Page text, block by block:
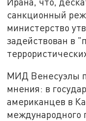
санкционный
министерство
задействован в
МИД Венесуэлы
мнения: в
американцев в
международного